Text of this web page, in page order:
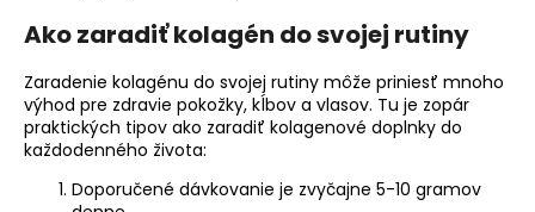
Ako zaradiť kolagén do svojej rutiny
Zaradenie kolagénu do svojej rutiny môže priniesť mnoho
výhod pre zdravie pokožky, kĺbov a vlasov. Tu je zopár
praktických tipov ako zaradiť kolagenové doplnky do
každodenného života:
Doporučené dávkovanie je zvyčajne 5-10 gramov